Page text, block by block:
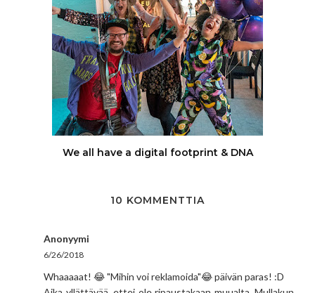
We all have a digital footprint & DNA
10 KOMMENTTIA
Anonyymi
6/26/2018
Whaaaaat! 😂 "Mihin voi reklamoida"😂 päivän paras! :D